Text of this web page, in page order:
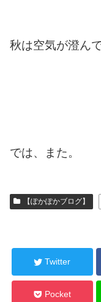
秋は空気が澄ん
では、また。
【ぽかぽかブログ】
Twitter
Pocket